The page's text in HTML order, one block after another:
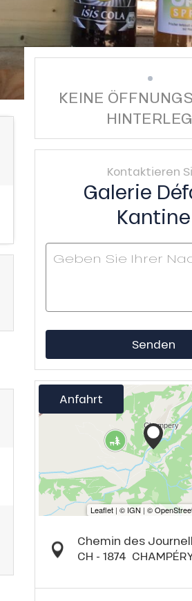
KEINE
Kontaktieren
Galerie
Kantine
Senden
Anfahrt
Chemin des
CH - 1874